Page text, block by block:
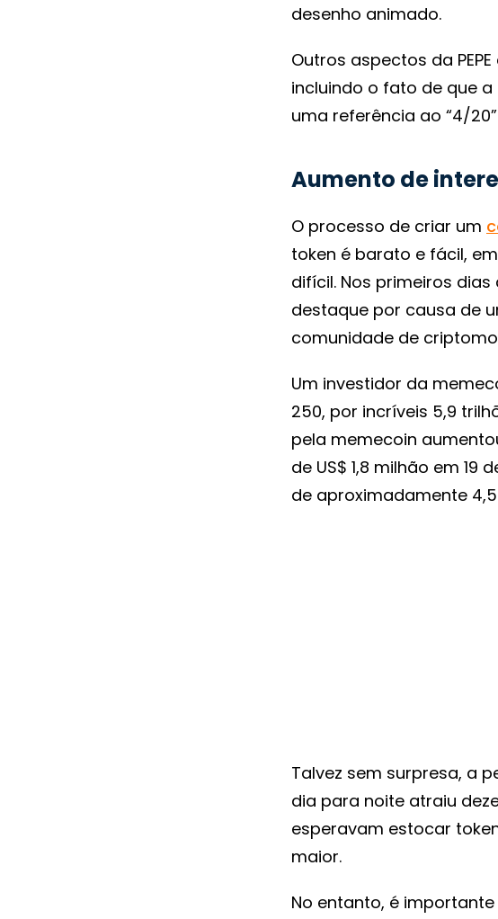
desenho animado.
Outros aspectos da
incluindo o fato de que
uma referência ao “4/
Aumento de
O processo de criar um
token é barato e fácil,
difícil. Nos primeiros dias
destaque por causa de
comunidade de
Um investidor da
250, por incríveis 5,9
pela memecoin
de US$ 1,8 milhão em
de aproximadamente
Talvez sem surpresa, a
dia para noite atraiu
esperavam estocar
maior.
No entanto, é